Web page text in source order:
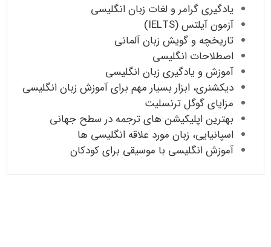
یادگیری گرامر و لغات زبان انگلیسی
آزمون آیلتس (IELTS)
تاریخچه و گویش زبان آلمانی
اصطلاحات انگلیسی
آموزش و یادگیری زبان انگلیسی
دیکشنری، ابزار بسیار مهم برای آموزش زبان انگلیسی
مزایای گوگل ترنسلیت
بهترین اپلیکیشن های ترجمه در سطح جهانی
اسپانیایی، زبان مورد علاقه انگلیسی ها
آموزش انگلیسی با موسیقی برای کودکان